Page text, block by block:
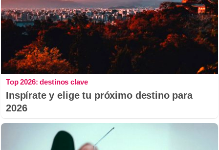
Top 2026: destinos clave
Inspírate y elige tu próximo destino para
2026